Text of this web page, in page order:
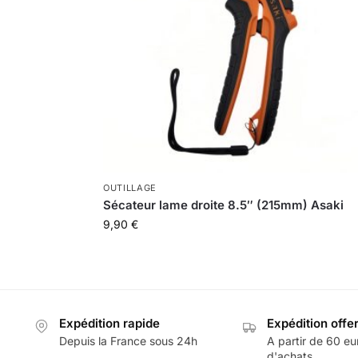
OUTILLAGE
Sécateur lame droite 8.5″ (215mm) Asaki
9,90 €
Expédition rapide
Depuis la France sous 24h
Expédition
A partir de 60